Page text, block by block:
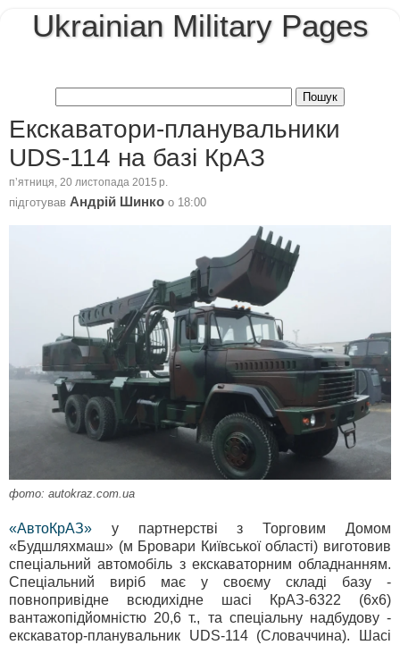
Ukrainian Military Pages
Екскаватори-планувальники
UDS-114 на базі КрАЗ
пʼятниця, 20 листопада 2015 р.
підготував Андрій Шинко о 18:00
фото: autokraz.com.ua
«АвтоКрАЗ» у партнерстві з Торговим Домом
«Будшляхмаш» (м Бровари Київської області) виготовив
спеціальний автомобіль з екскаваторним обладнанням.
Спеціальний виріб має у своєму складі базу -
повнопривідне всюдихідне шасі КрАЗ-6322 (6х6)
вантажопідйомністю 20,6 т., та спеціальну надбудову -
екскаватор-планувальник UDS-114 (Словаччина). Шасі